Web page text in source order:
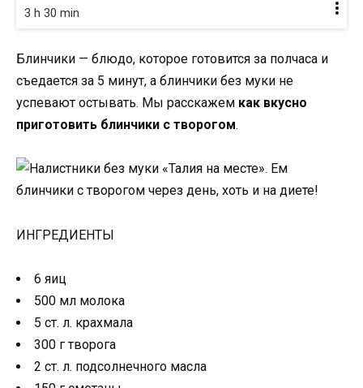
3 h 30 min
Блинчики — блюдо, которое готовится за полчаса и
съедается за 5 минут, а блинчики без муки не
успевают остывать. Мы расскажем как вкусно
приготовить блинчики с творогом.
ИНГРЕДИЕНТЫ
6 яиц
500 мл молока
5 ст. л. крахмала
300 г творога
2 ст. л. подсолнечного масла